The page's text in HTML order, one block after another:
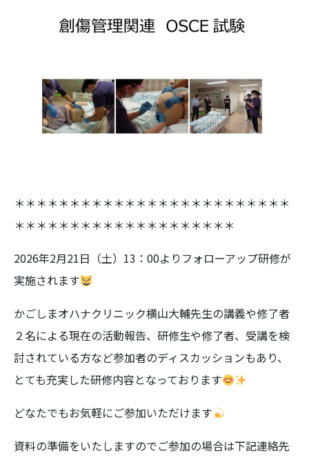
＊＊＊＊＊＊＊＊＊＊＊＊＊＊＊＊＊＊＊＊＊＊＊＊＊
＊＊＊＊＊＊＊＊＊＊＊＊＊＊＊＊＊＊＊＊
2026年2月21日（土）13：00よりフォローアップ研修が
実施されます
かごしまオハナクリニック横山大輔先生の講義や修了者
２名による現在の活動報告、研修生や修了者、受講を検
討されている方など参加者のディスカッションもあり、
とても充実した研修内容となっております
どなたでもお気軽にご参加いただけます
資料の準備をいたしますのでご参加の場合は下記連絡先